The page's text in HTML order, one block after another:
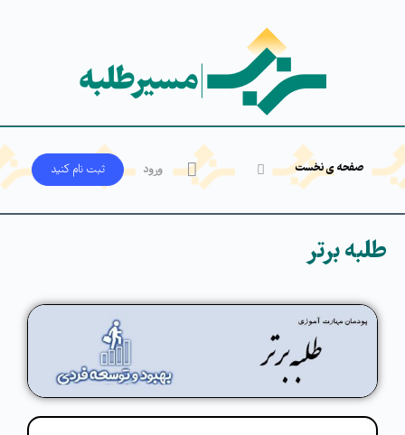
صفحه ی نخست ورود ثبت‌ نام کنید
طلبه برتر